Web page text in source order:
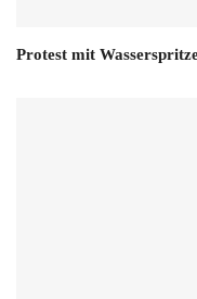
Protest mit